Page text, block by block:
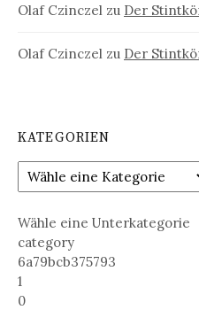
Olaf Czinczel zu Der
Olaf Czinczel zu Der
KATEGORIEN
Wähle eine Unterkategorie
category
6a79bcb375793
1
0